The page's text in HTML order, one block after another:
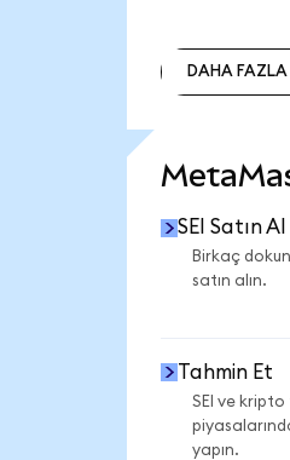
DAHA FAZLA
SEI Satın Al
Birkaç
satın alın.
Tahmin Et
SEI ve
yapın.